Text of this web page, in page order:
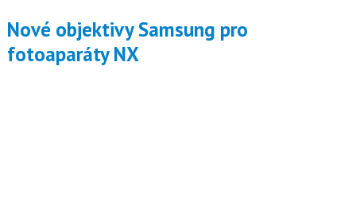
Nové objektivy Samsung pro
fotoaparáty NX